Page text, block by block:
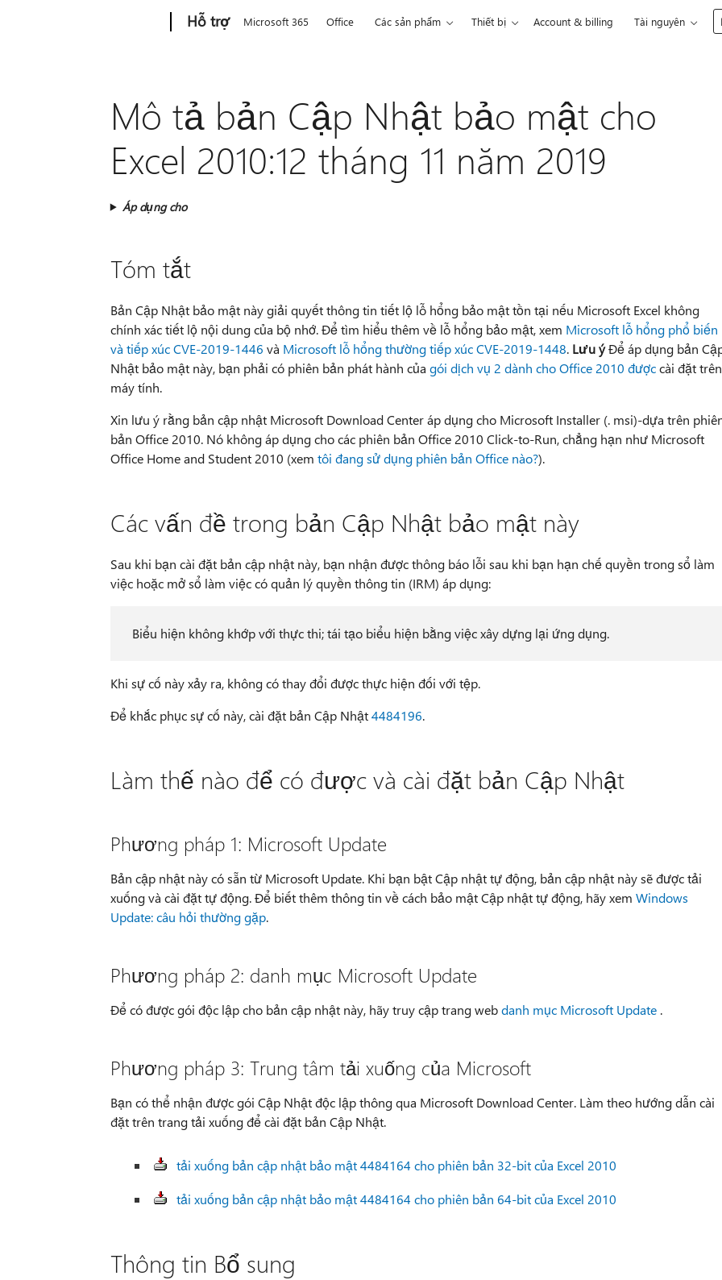
Hỗ trợ Microsoft 365 Office Các sản phẩm Thiết bị Account & billing Tài nguyên
Mô tả bản Cập Nhật bảo mật cho
Excel 2010:12 tháng 11 năm 2019
Áp dụng cho
Tóm tắt
Bản Cập Nhật bảo mật này giải quyết thông tin tiết lộ lỗ hổng bảo mật tồn tại nếu Microsoft Excel không
chính xác tiết lộ nội dung của bộ nhớ. Để tìm hiểu thêm về lỗ hổng bảo mật, xem Microsoft lỗ hổng phổ biến
và tiếp xúc CVE-2019-1446 và Microsoft lỗ hổng thường tiếp xúc CVE-2019-1448. Lưu ýĐể áp dụng bản
Nhật bảo mật này, bạn phải có phiên bản phát hành của gói dịch vụ 2 dành cho Office 2010 đượccài đặt trên
máy tính.
Xin lưu ý rằng bản cập nhật Microsoft Download Center áp dụng cho Microsoft Installer (. msi)-dựa trên
bản Office 2010. Nó không áp dụng cho các phiên bản Office 2010 Click-to-Run, chẳng hạn như Microsoft
Office Home and Student 2010 (xem tôi đang sử dụng phiên bản Office nào?).
Các vấn đề trong bản Cập Nhật bảo mật này
Sau khi bạn cài đặt bản cập nhật này, bạn nhận được thông báo lỗi sau khi bạn hạn chế quyền trong sổ làm
việc hoặc mở sổ làm việc có quản lý quyền thông tin (IRM) áp dụng:
Biểu hiện không khớp với thực thi; tái tạo biểu hiện bằng việc xây dựng lại ứng dụng.
Khi sự cố này xảy ra, không có thay đổi được thực hiện đối với tệp.
Để khắc phục sự cố này, cài đặt bản Cập Nhật4484196.
Làm thế nào để có được và cài đặt bản Cập Nhật
Phương pháp 1: Microsoft Update
Bản cập nhật này có sẵn từ Microsoft Update. Khi bạn bật Cập nhật tự động, bản cập nhật này sẽ được tải
xuống và cài đặt tự động. Để biết thêm thông tin về cách bảo mật Cập nhật tự động, hãy xem Windows
Update: câu hỏi thường gặp.
Phương pháp 2: danh mục Microsoft Update
Để có được gói độc lập cho bản cập nhật này, hãy truy cập trang webdanh mục Microsoft Update.
Phương pháp 3: Trung tâm tải xuống của Microsoft
Bạn có thể nhận được gói Cập Nhật độc lập thông qua Microsoft Download Center. Làm theo hướng dẫn cài
đặt trên trang tải xuống để cài đặt bản Cập Nhật.
tải xuống bản cập nhật bảo mật 4484164 cho phiên bản 32-bit của Excel 2010
tải xuống bản cập nhật bảo mật 4484164 cho phiên bản 64-bit của Excel 2010
Thông tin Bổ sung